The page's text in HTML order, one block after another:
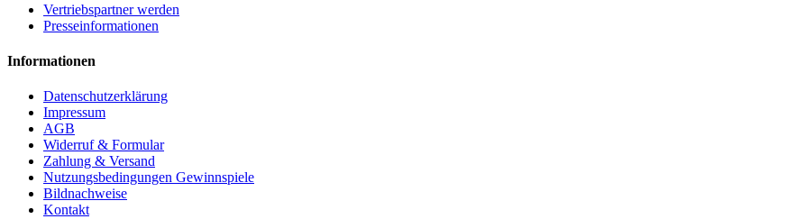
Vertriebspartner werden
Presseinformationen
Informationen
Datenschutzerklärung
Impressum
AGB
Widerruf & Formular
Zahlung & Versand
Nutzungsbedingungen Gewinnspiele
Bildnachweise
Kontakt